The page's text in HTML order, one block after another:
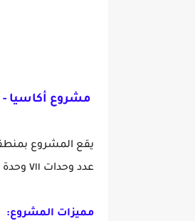
مشروع أكاسيا -
عدد وحدات ٧١١ وحدة سكنية.
مميزات المشروع: